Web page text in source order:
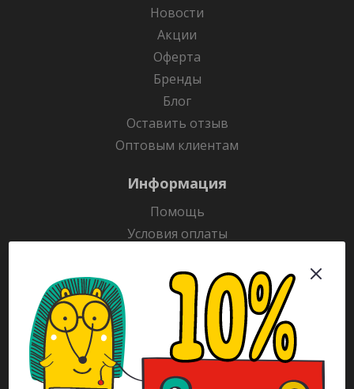
Новости
Акции
Оферта
Бренды
Блог
Оставить отзыв
Оптовым клиентам
Информация
Помощь
Условия оплаты
Гарантия на товар
Раскраски
Рекламодателям
Каталог